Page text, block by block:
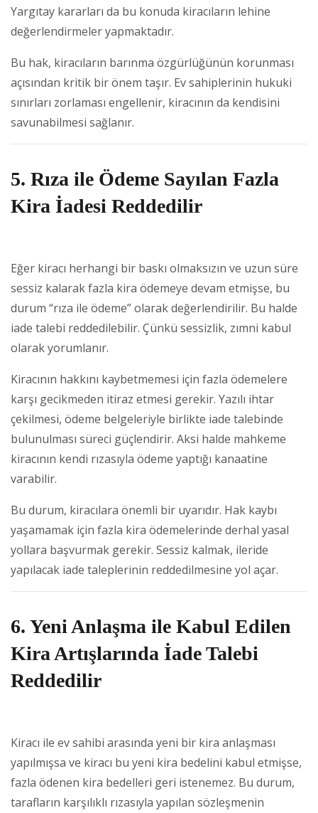
Yargıtay kararları da bu konuda kiracıların lehine
değerlendirmeler yapmaktadır.
Bu hak, kiracıların barınma özgürlüğünün korunması
açısından kritik bir önem taşır. Ev sahiplerinin hukuki
sınırları zorlaması engellenir, kiracının da kendisini
savunabilmesi sağlanır.
5. Rıza ile Ödeme Sayılan Fazla
Kira İadesi Reddedilir
Eğer kiracı herhangi bir baskı olmaksızın ve uzun süre
sessiz kalarak fazla kira ödemeye devam etmişse, bu
durum “rıza ile ödeme” olarak değerlendirilir. Bu halde
iade talebi reddedilebilir. Çünkü sessizlik, zımni kabul
olarak yorumlanır.
Kiracının hakkını kaybetmemesi için fazla ödemelere
karşı gecikmeden itiraz etmesi gerekir. Yazılı ihtar
çekilmesi, ödeme belgeleriyle birlikte iade talebinde
bulunulması süreci güçlendirir. Aksi halde mahkeme
kiracının kendi rızasıyla ödeme yaptığı kanaatine
varabilir.
Bu durum, kiracılara önemli bir uyarıdır. Hak kaybı
yaşamamak için fazla kira ödemelerinde derhal yasal
yollara başvurmak gerekir. Sessiz kalmak, ileride
yapılacak iade taleplerinin reddedilmesine yol açar.
6. Yeni Anlaşma ile Kabul Edilen
Kira Artışlarında İade Talebi
Reddedilir
Kiracı ile ev sahibi arasında yeni bir kira anlaşması
yapılmışsa ve kiracı bu yeni kira bedelini kabul etmişse,
fazla ödenen kira bedelleri geri istenemez. Bu durum,
tarafların karşılıklı rızasıyla yapılan sözleşmenin